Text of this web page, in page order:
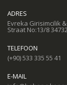
ADRES
Evreka Girisimcilik
Straat No:13/8
TELEFOON
(+90) 533 335 55 41
E-MAIL